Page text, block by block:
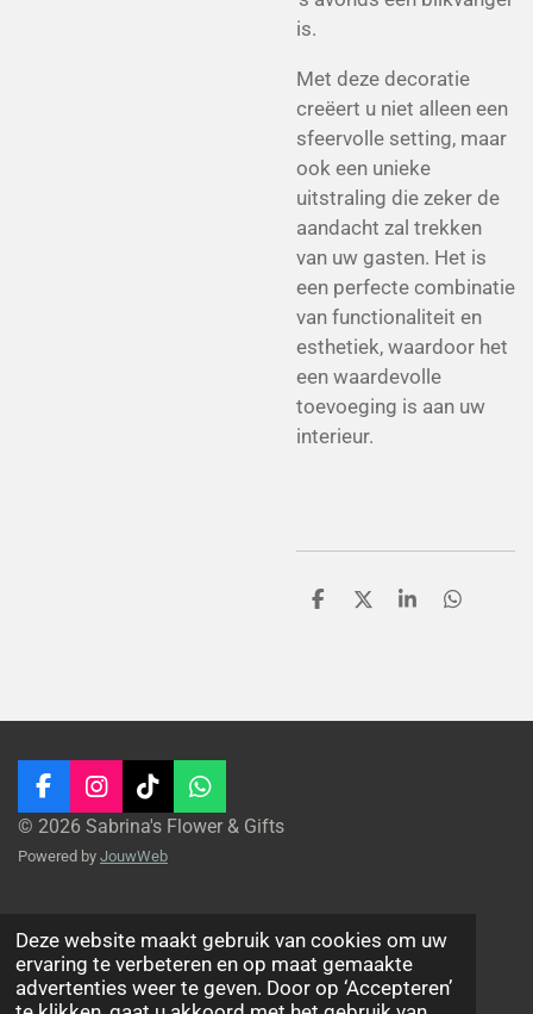
Deze website maakt gebruik van cookies om uw
ervaring te verbeteren en op maat gemaakte
advertenties weer te geven. Door op ‘Accepteren’
is.
Met deze decoratie
creëert u niet alleen een
sfeervolle setting, maar
ook een unieke
uitstraling die zeker de
aandacht zal trekken
van uw gasten. Het is
een perfecte combinatie
van functionaliteit en
esthetiek, waardoor het
een waardevolle
toevoeging is aan uw
interieur.
D
D
S
D
F
a
e
o
k
I
n
t
r
a
m
T
i
T
W
h
p
p
© 2026 Sabrina's Flower & Gifts
Powered by JouwWeb